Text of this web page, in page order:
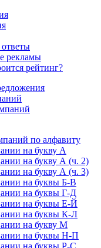
рекламы
рейтинг?
по алфавиту
на букву А
на букву А (ч. 2)
на букву А (ч. 3)
на буквы Б-В
на буквы Г-Д
на буквы Е-Й
на буквы К-Л
на букву М
на буквы Н-П
на буквы Р-С